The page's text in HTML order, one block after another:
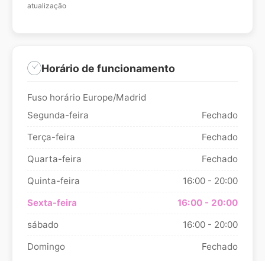
atualização
Horário de funcionamento
Fuso horário Europe/Madrid
Segunda-feira
Fechado
Terça-feira
Fechado
Quarta-feira
Fechado
Quinta-feira
16:00 - 20:00
Sexta-feira
16:00 - 20:00
sábado
16:00 - 20:00
Domingo
Fechado